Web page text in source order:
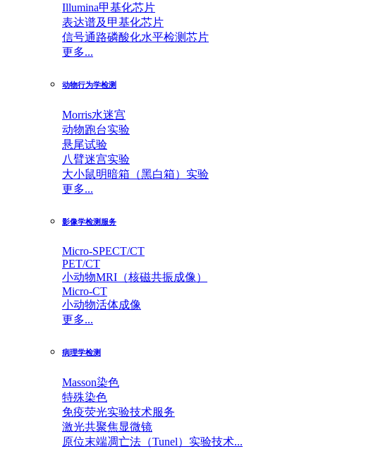
Illumina甲基化芯片
表达谱及甲基化芯片
信号通路磷酸化水平检测芯片
更多...
动物行为学检测
Morris水迷宫
动物跑台实验
悬尾试验
八臂迷宫实验
大小鼠明暗箱（黑白箱）实验
更多...
影像学检测服务
Micro-SPECT/CT
PET/CT
小动物MRI（核磁共振成像）
Micro-CT
小动物活体成像
更多...
病理学检测
Masson染色
特殊染色
免疫荧光实验技术服务
激光共聚焦显微镜
原位末端凋亡法（Tunel）实验技术...